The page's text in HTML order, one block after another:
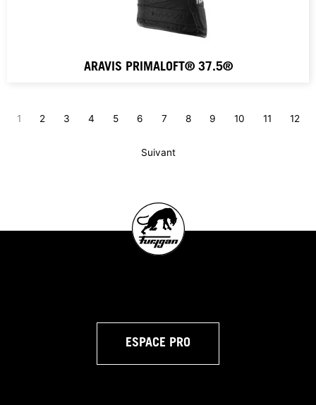
ARAVIS PRIMALOFT® 37.5®
1 2 3 4 5 6 7 8 9 10 11 12
Suivant
ESPACE PRO